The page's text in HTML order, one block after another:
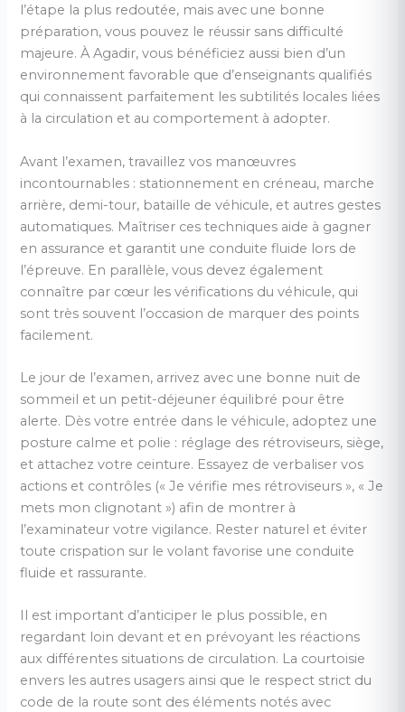
l’étape la plus redoutée, mais avec une bonne
préparation, vous pouvez le réussir sans difficulté
majeure. À Agadir, vous bénéficiez aussi bien d’un
environnement favorable que d’enseignants qualifiés
qui connaissent parfaitement les subtilités locales liées
à la circulation et au comportement à adopter.
Avant l’examen, travaillez vos manœuvres
incontournables : stationnement en créneau, marche
arrière, demi-tour, bataille de véhicule, et autres gestes
automatiques. Maîtriser ces techniques aide à gagner
en assurance et garantit une conduite fluide lors de
l’épreuve. En parallèle, vous devez également
connaître par cœur les vérifications du véhicule, qui
sont très souvent l’occasion de marquer des points
facilement.
Le jour de l’examen, arrivez avec une bonne nuit de
sommeil et un petit-déjeuner équilibré pour être
alerte. Dès votre entrée dans le véhicule, adoptez une
posture calme et polie : réglage des rétroviseurs, siège,
et attachez votre ceinture. Essayez de verbaliser vos
actions et contrôles (« Je vérifie mes rétroviseurs », « Je
mets mon clignotant ») afin de montrer à
l’examinateur votre vigilance. Rester naturel et éviter
toute crispation sur le volant favorise une conduite
fluide et rassurante.
Il est important d’anticiper le plus possible, en
regardant loin devant et en prévoyant les réactions
aux différentes situations de circulation. La courtoisie
envers les autres usagers ainsi que le respect strict du
code de la route sont des éléments notés avec